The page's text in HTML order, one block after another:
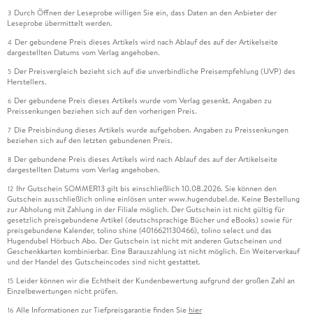
3 Durch Öffnen der Leseprobe willigen Sie ein, dass Daten an den Anbieter der
Leseprobe übermittelt werden.
4 Der gebundene Preis dieses Artikels wird nach Ablauf des auf der Artikelseite
dargestellten Datums vom Verlag angehoben.
5 Der Preisvergleich bezieht sich auf die unverbindliche Preisempfehlung (UVP) des
Herstellers.
6 Der gebundene Preis dieses Artikels wurde vom Verlag gesenkt. Angaben zu
Preissenkungen beziehen sich auf den vorherigen Preis.
7 Die Preisbindung dieses Artikels wurde aufgehoben. Angaben zu Preissenkungen
beziehen sich auf den letzten gebundenen Preis.
8 Der gebundene Preis dieses Artikels wird nach Ablauf des auf der Artikelseite
dargestellten Datums vom Verlag angehoben.
12 Ihr Gutschein SOMMER13 gilt bis einschließlich 10.08.2026. Sie können den
Gutschein ausschließlich online einlösen unter www.hugendubel.de. Keine Bestellung
zur Abholung mit Zahlung in der Filiale möglich. Der Gutschein ist nicht gültig für
gesetzlich preisgebundene Artikel (deutschsprachige Bücher und eBooks) sowie für
preisgebundene Kalender, tolino shine (4016621130466), tolino select und das
Hugendubel Hörbuch Abo. Der Gutschein ist nicht mit anderen Gutscheinen und
Geschenkkarten kombinierbar. Eine Barauszahlung ist nicht möglich. Ein Weiterverkauf
und der Handel des Gutscheincodes sind nicht gestattet.
15 Leider können wir die Echtheit der Kundenbewertung aufgrund der großen Zahl an
Einzelbewertungen nicht prüfen.
16 Alle Informationen zur Tiefpreisgarantie finden Sie hier